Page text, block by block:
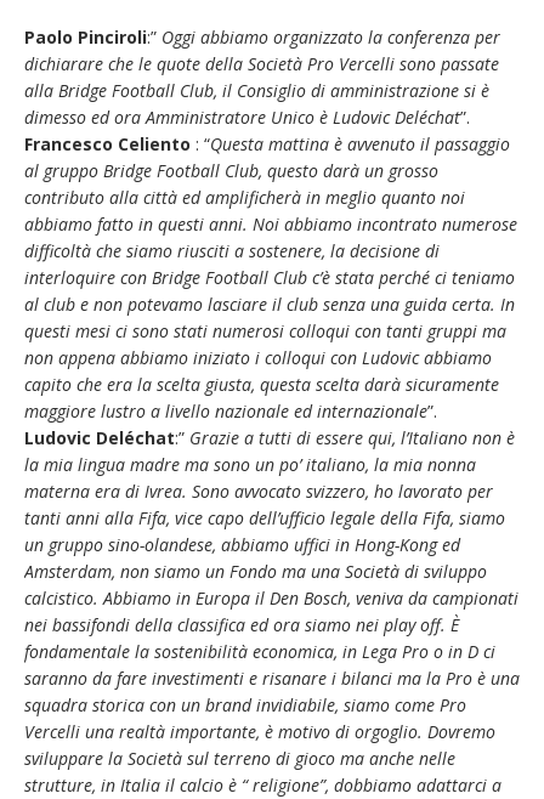
Paolo Pinciroli:” Oggi abbiamo organizzato la conferenza per
dichiarare che le quote della Società Pro Vercelli sono passate
alla Bridge Football Club, il Consiglio di amministrazione si è
dimesso ed ora Amministratore Unico è Ludovic Deléchat”.
Francesco Celiento : “Questa mattina è avvenuto il passaggio
al gruppo Bridge Football Club, questo darà un grosso
contributo alla città ed amplificherà in meglio quanto noi
abbiamo fatto in questi anni. Noi abbiamo incontrato numerose
difficoltà che siamo riusciti a sostenere, la decisione di
interloquire con Bridge Football Club c’è stata perché ci teniamo
al club e non potevamo lasciare il club senza una guida certa. In
questi mesi ci sono stati numerosi colloqui con tanti gruppi ma
non appena abbiamo iniziato i colloqui con Ludovic abbiamo
capito che era la scelta giusta, questa scelta darà sicuramente
maggiore lustro a livello nazionale ed internazionale”.
Ludovic Deléchat:” Grazie a tutti di essere qui, l’Italiano non è
la mia lingua madre ma sono un po’ italiano, la mia nonna
materna era di Ivrea. Sono avvocato svizzero, ho lavorato per
tanti anni alla Fifa, vice capo dell’ufficio legale della Fifa, siamo
un gruppo sino-olandese, abbiamo uffici in Hong-Kong ed
Amsterdam, non siamo un Fondo ma una Società di sviluppo
calcistico. Abbiamo in Europa il Den Bosch, veniva da campionati
nei bassifondi della classifica ed ora siamo nei play off. È
fondamentale la sostenibilità economica, in Lega Pro o in D ci
saranno da fare investimenti e risanare i bilanci ma la Pro è una
squadra storica con un brand invidiabile, siamo come Pro
Vercelli una realtà importante, è motivo di orgoglio. Dovremo
sviluppare la Società sul terreno di gioco ma anche nelle
strutture, in Italia il calcio è “ religione”, dobbiamo adattarci a